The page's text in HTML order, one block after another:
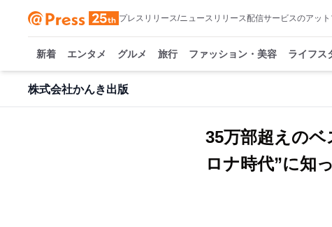
プレスリリース/ニュースリリース配信サービスのアット
新着 エンタメ グルメ 旅行 ファッション・美容 ライフス
株式会社かんき出版
35万部超えの
ロナ時代”に知